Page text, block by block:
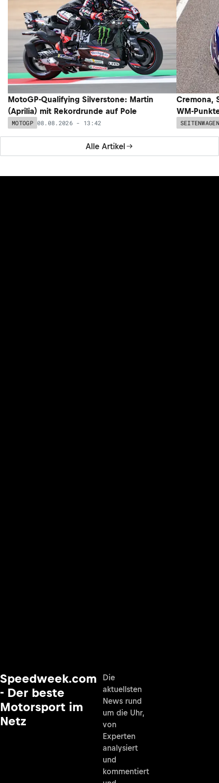
Alle Artikel
MotoGP-Qualifying Silverstone: Martin
(Aprilia) mit Rekordrunde auf Pole
MOTOGP 08.08.2026 - 13:42
Cremona,
WM-
SEITENWAGEN
Speedweek.com
- Der beste
Motorsport im
Netz
Die
aktuellsten
News rund
um die Uhr,
von
Experten
analysiert
und
kommentiert